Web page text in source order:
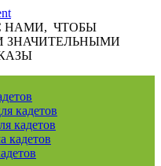
НАМИ, ЧТОБЫ
ЗНАЧИТЕЛЬНЫМИ
кадетов
кадетов
кадетов